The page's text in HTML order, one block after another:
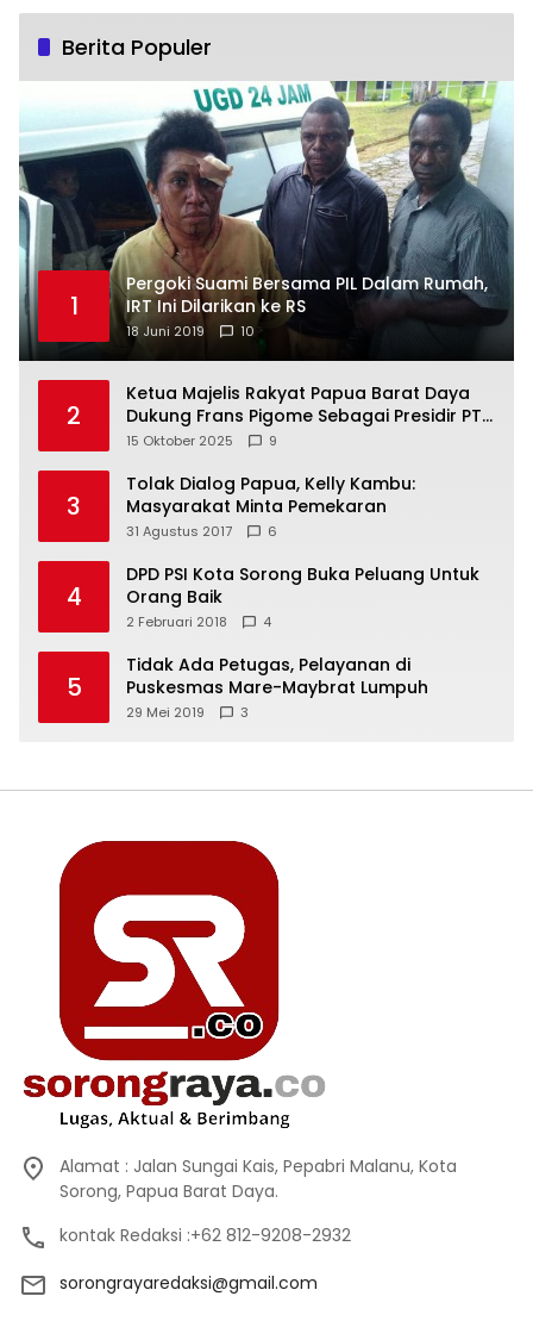
Berita Populer
1
Pergoki Suami Bersama PIL Dalam Rumah,
IRT Ini Dilarikan ke RS
18 Juni 2019 10
2
Ketua Majelis Rakyat Papua Barat Daya
Dukung Frans Pigome Sebagai Presidir PT
Freeport Indonesia
15 Oktober 2025 9
3
Tolak Dialog Papua, Kelly Kambu:
Masyarakat Minta Pemekaran
31 Agustus 2017 6
4
DPD PSI Kota Sorong Buka Peluang Untuk
Orang Baik
2 Februari 2018 4
5
Tidak Ada Petugas, Pelayanan di
Puskesmas Mare-Maybrat Lumpuh
29 Mei 2019 3
Alamat : Jalan Sungai Kais, Pepabri Malanu, Kota
Sorong, Papua Barat Daya.
kontak Redaksi :+62 812-9208-2932
sorongrayaredaksi@gmail.com